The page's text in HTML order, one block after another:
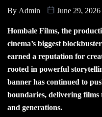
By Admin June 29, 2026
Hombale Films, the
cinema’s biggest
earned a reputation for
rooted in powerful
banner has continued to
boundaries, delivering films
and generations.